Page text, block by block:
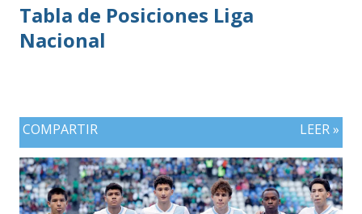
Tabla de Posiciones Liga
Nacional
COMPARTIR LEER »